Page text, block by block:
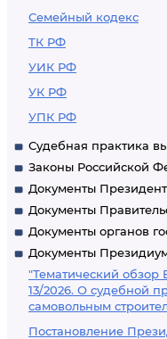
Семейный кодекс
ТК РФ
УИК РФ
УК РФ
УПК РФ
Судебная практика
Законы Российской
Документы
Документы
Документы органов
Документы
"Тематический
13/2026. О судебной
самовольным
Постановление